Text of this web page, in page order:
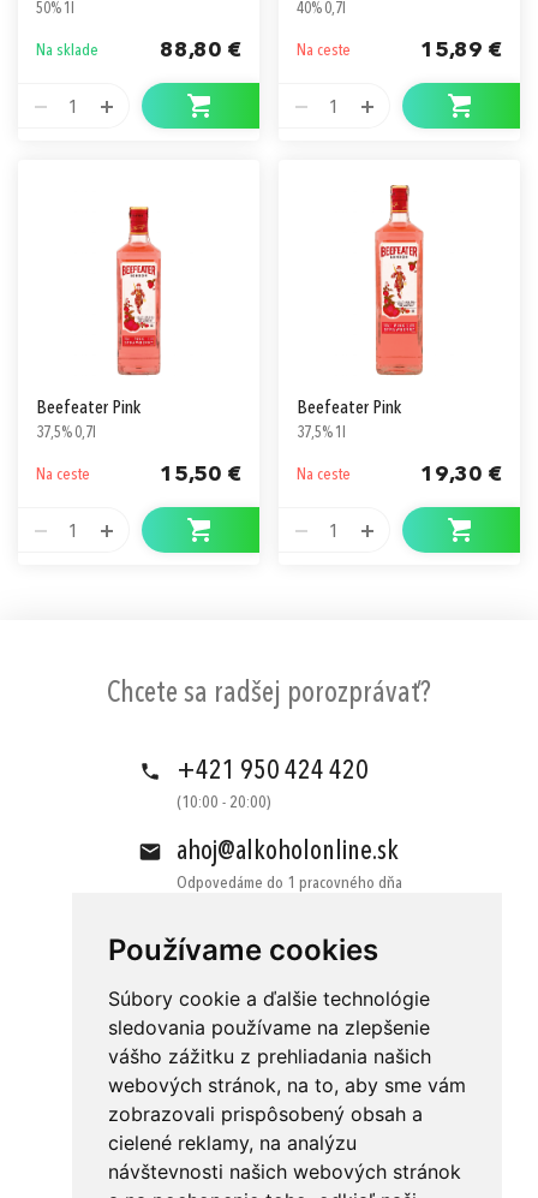
Používame cookies
Súbory cookie a ďalšie technológie
sledovania používame na zlepšenie
vášho zážitku z prehliadania našich
webových stránok, na to, aby sme vám
zobrazovali prispôsobený obsah a
cielené reklamy, na analýzu
návštevnosti našich webových stránok
50% 1l
Na sklade 88,80 €
1
40% 0,7l
Na ceste 15,89 €
1
Beefeater Pink
37,5% 0,7l
Na ceste 15,50 €
1
Beefeater Pink
37,5% 1l
Na ceste 19,30 €
1
Chcete sa radšej porozprávať?
+421 950 424 420
(10:00 - 20:00)
ahoj@alkoholonline.sk
Odpovedáme do 1 pracovného dňa
Obchodné podmienky Kontakt
Ochrana osobných údajov O nás
Odstúpenie od zmluvy Platba